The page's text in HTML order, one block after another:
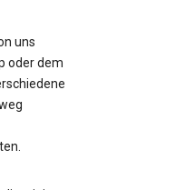
uns
oder dem